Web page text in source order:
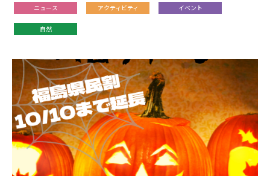
ニュース アクティビティ イベント
自然